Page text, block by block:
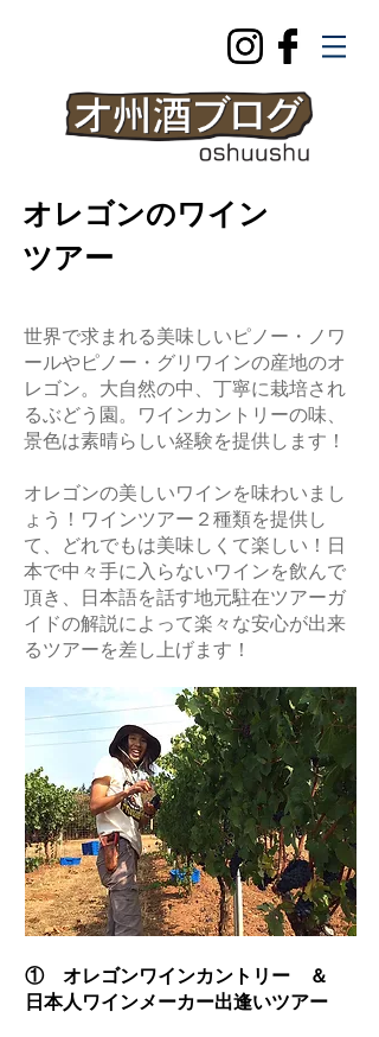
オレゴンのワイン
ツアー
世界で求まれる美味しいピノー・ノワ
ールやピノー・グリワインの産地のオ
レゴン。大自然の中、丁寧に栽培され
るぶどう園。ワインカントリーの味、
景色は素晴らしい経験を提供します！
オレゴンの美しいワインを味わいまし
ょう！ワインツアー２種類を提供し
て、どれでもは美味しくて楽しい！日
本で中々手に入らないワインを飲んで
頂き、日本語を話す地元駐在ツアーガ
イドの解説によって楽々な安心が出来
るツアーを差し上げます！
① オレゴンワインカントリー ＆
日本人ワインメーカー出逢いツアー